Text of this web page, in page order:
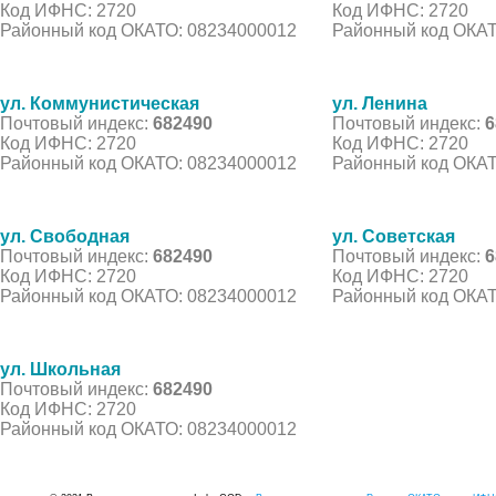
Код ИФНС: 2720
Районный код ОКАТО: 08234000012
Код ИФНС: 2720
Районный код
ул. Коммунистическая
Почтовый индекс: 682490
Код ИФНС: 2720
Районный код ОКАТО: 08234000012
ул. Ленина
Почтовый индекс:
Код ИФНС: 2720
Районный код
ул. Свободная
Почтовый индекс: 682490
Код ИФНС: 2720
Районный код ОКАТО: 08234000012
ул. Советская
Почтовый индекс:
Код ИФНС: 2720
Районный код
ул. Школьная
Почтовый индекс: 682490
Код ИФНС: 2720
Районный код ОКАТО: 08234000012